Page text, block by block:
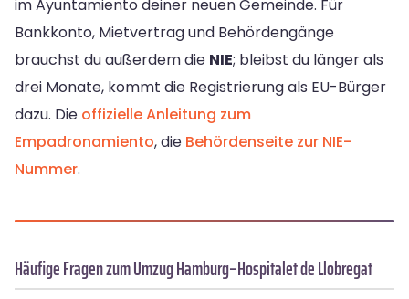
im Ayuntamiento deiner neuen Gemeinde. Für
Bankkonto, Mietvertrag und Behördengänge
brauchst du außerdem die NIE; bleibst du länger als
drei Monate, kommt die Registrierung als EU-Bürger
dazu. Die offizielle Anleitung zum
Empadronamiento, die Behördenseite zur NIE-
Nummer.
Häufige Fragen zum Umzug Hamburg–Hospitalet de Llobregat